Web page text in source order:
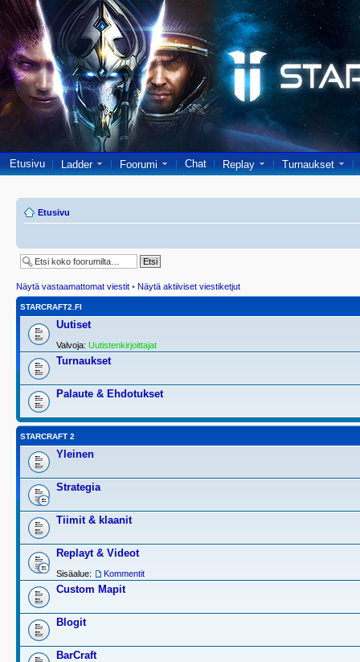
Etusivu Ladder Foorumi Chat Replay Turnaukset
Etusivu
Näytä vastaamattomat viestit • Näytä aktiiviset viestiketjut
STARCRAFT2.FI
Uutiset
Valvoja: Uutistenkirjoittajat
Turnaukset
Palaute & Ehdotukset
STARCRAFT 2
Yleinen
Strategia
Tiimit & klaanit
Replayt & Videot
Sisäalue: Kommentit
Custom Mapit
Blogit
BarCraft